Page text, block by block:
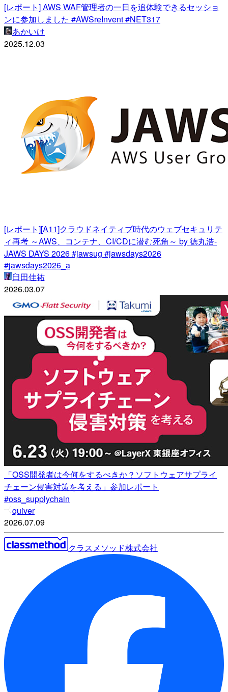
[レポート] AWS WAF管理者の一日を追体験できるセッショ
ンに参加しました #AWSreInvent #NET317
あかいけ
2025.12.03
[レポート][A11]クラウドネイティブ時代のウェブセキュリテ
ィ再考 ～AWS、コンテナ、CI/CDに潜む死角～ by 徳丸浩-
JAWS DAYS 2026 #jawsug #jawsdays2026
#jawsdays2026_a
臼田佳祐
2026.03.07
「OSS開発者は今何をするべきか？ソフトウェアサプライ
チェーン侵害対策を考える」参加レポート
#oss_supplychain
quiver
2026.07.09
クラスメソッド株式会社